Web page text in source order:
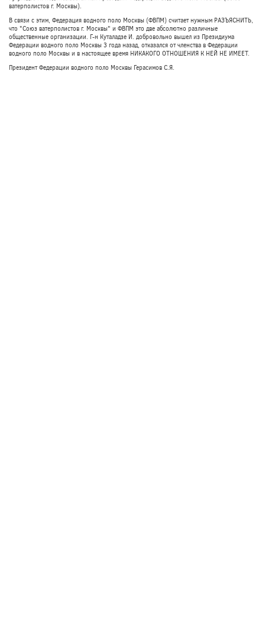
ватерполистов г. Москвы).
В связи с этим, Федерация водного поло Москвы (ФВПМ) считает нужным РАЗЪЯСНИТЬ,
что "Союз ватерполистов г. Москвы" и ФВПМ это две абсолютно различные
общественные организации. Г-н Куталадзе И. добровольно вышел из Президиума
Федерации водного поло Москвы 3 года назад, отказался от членства в Федерации
водного поло Москвы и в настоящее время НИКАКОГО ОТНОШЕНИЯ К НЕЙ НЕ ИМЕЕТ.
Президент Федерации водного поло Москвы Герасимов С.Я.